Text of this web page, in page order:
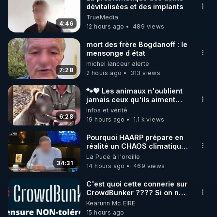
🌱 INSTAGRAM
https://www.instagram.com/rdlr_thierrycasasnovas/
http://rgnr.li/instagram
🌱 LA NEWSLETTER
Pour ne pas rater l’actualité RGNR (stages,
http://rgnr.li/news
🌱 VIDÉOS NON CENSURÉES SUR ODYSEE
Toutes les vidéos Youtube sont aussi sur la
http://rgnr.li/odysee
🌱 LES STAGES EN PRÉSENTIEL
http://rgnr.li/stages
4:46
dévitalisées et des implants
TrueMedia
12 hours ago
489 views
7:28
mort des frère Bogdanoff : le
mensonge d état
michel lanceur alerte
2 hours ago
313 views
6:28
🐾💖 Les animaux n'oublient
jamais ceux qu'ils aiment…
🥹❤️
Infos et vérité
19 hours ago
1.1 k views
34:31
Pourquoi HAARP prépare en
réalité un CHAOS climatique,
on répond
La Puce à l'oreille
14 hours ago
469 views
C'est quoi cette connerie sur
CrowdBunker ???? Si on ne
peut plus publier, c'est un
peu de la censure. Ne payez
Kearunn Mc EIRE
15 hours ago